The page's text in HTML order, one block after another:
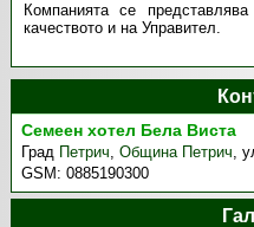
Компанията се
качеството и на Управител.
Семеен хотел Бела Виста
Град Петрич,Община Петрич,
GSM:0885190300